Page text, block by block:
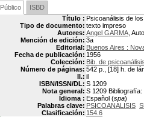
Público
ISBD
Título : Psicoanálisis de
Tipo de documento: texto impreso
Autores: Angel GARMA ,
Mención de edición: 3a
Editorial: Buenos Aires :
Fecha de publicación: 1956
Colección: Bib. de
Número de páginas: 542 p., [18] h. de
Il.: il
ISBN/ISSN/DL: S 1209
Nota general: S 1209
Idioma : Español (spa)
Palabras clave: PSICOANALISIS
Clasificación: 154.6